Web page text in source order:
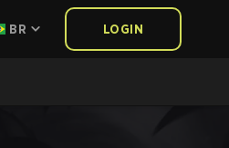
BR LOGIN